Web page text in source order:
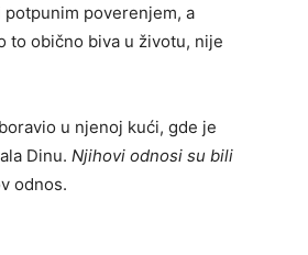
poverenjem, a
to obično biva u životu, nije
u njenoj kući, gde je
Dinu. Njihovi odnosi su bili
odnos.